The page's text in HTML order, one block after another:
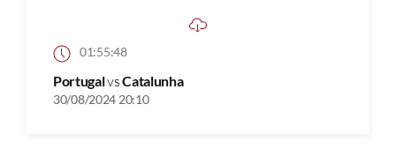
01:55:48
PortugalvsCatalunha
30/08/2024 20:10